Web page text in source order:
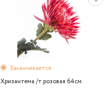
Заканчивается
Хризантема /т.розовая 64см.